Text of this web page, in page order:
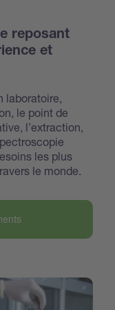
reposant
et
laboratoire,
le point de
l’extraction,
les plus
le monde.